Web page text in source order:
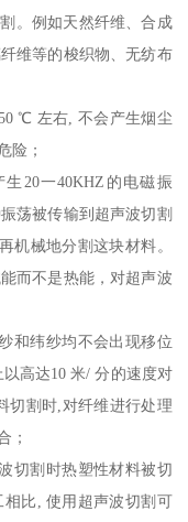
。例如天然纤维、合成
维等的梭织物、无纺布
℃ 左右, 不会产生烟尘
险；
20一40KHZ的电磁振
荡被传输到超声波切割
机械地分割这块材料。
而不是热能，对超声波
和纬纱均不会出现移位
高达10 米/ 分的速度对
切割时,对纤维进行处理
；
切割时热塑性材料被切
比, 使用超声波切割可